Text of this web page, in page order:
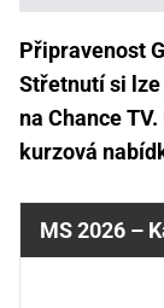
Připravenost
Střetnutí si
na Chance
kurzová
MS 2026 –